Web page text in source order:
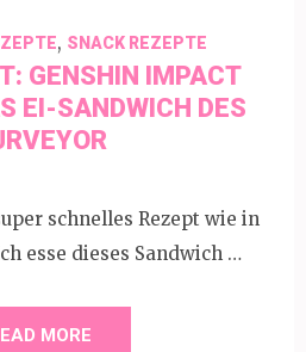
, SNACK REZEPTE
GENSHIN IMPACT
EI-SANDWICH DES
schnelles Rezept wie in
esse dieses Sandwich …
MORE